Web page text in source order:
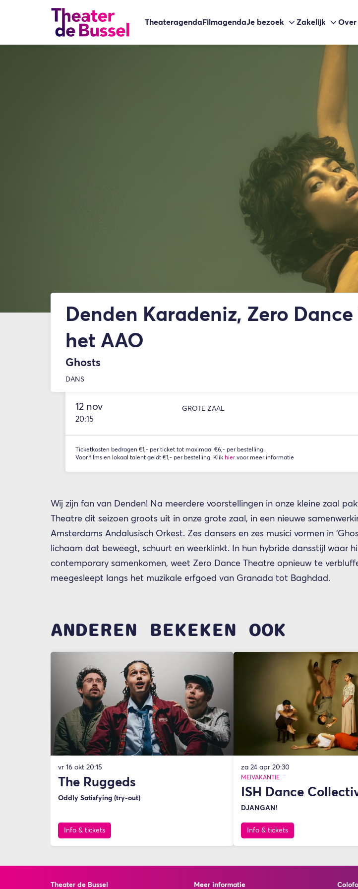
TheateragendaFilmagendaJe bezoek Zakelijk Over
Denden Karadeniz, Zero
het AAO
Ghosts
DANS
12 nov
20:15
GROTE ZAAL
Ticketkosten bedragen €1,- per ticket tot maximaal €6,- per bestelling.
Voor films en lokaal talent geldt €1,- per bestelling. Klik hier voor meer informatie
Wij zijn fan van Denden! Na meerdere voorstellingen in onze kleine zaal
Theatre dit seizoen groots uit in onze grote zaal, in een nieuwe
Amsterdams Andalusisch Orkest. Zes dansers en zes musici vormen in
lichaam dat beweegt, schuurt en weerklinkt. In hun hybride dansstijl waar
contemporary samenkomen, weet Zero Dance Theatre opnieuw te
meegesleept langs het muzikale erfgoed van Granada tot Baghdad.
ANDEREN BEKEKEN OOK
The Ruggeds
Oddly Satisfying (try-out)
vr 16 okt 20:15
Info & tickets
ISH Dance
DJANGAN!
MEIVAKANTIE
za 24 apr20:30
Info & tickets
Theater de Bussel Meer informatie